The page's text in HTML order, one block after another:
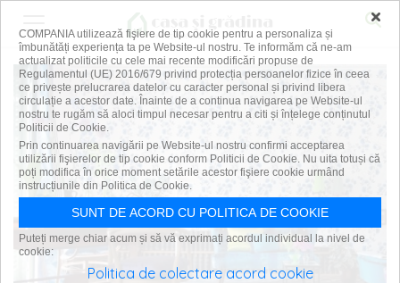
×
COMPANIA utilizează fişiere de tip cookie pentru a personaliza și
îmbunătăți experiența ta pe Website-ul nostru. Te informăm că ne-am
actualizat politicile cu cele mai recente modificări propuse de
Regulamentul (UE) 2016/679 privind protecția persoanelor fizice în ceea
ce privește prelucrarea datelor cu caracter personal și privind libera
circulație a acestor date. Înainte de a continua navigarea pe Website-ul
nostru te rugăm să aloci timpul necesar pentru a citi și înțelege conținutul
Politicii de Cookie.
Prin continuarea navigării pe Website-ul nostru confirmi acceptarea
utilizării fişierelor de tip cookie conform Politicii de Cookie. Nu uita totuși că
poți modifica în orice moment setările acestor fişiere cookie urmând
instrucțiunile din Politica de Cookie.
SUNT DE ACORD CU POLITICA DE COOKIE
Puteți merge chiar acum și să vă exprimați acordul individual la nivel de
cookie:
Politica de colectare acord cookie